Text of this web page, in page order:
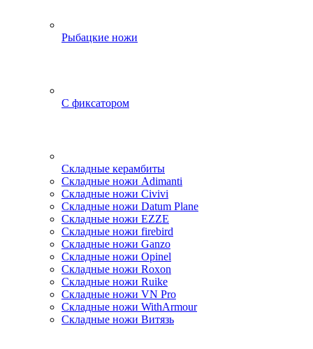
Рыбацкие ножи
С фиксатором
Складные керамбиты
Складные ножи Adimanti
Складные ножи Civivi
Складные ножи Datum Plane
Складные ножи EZZE
Складные ножи firebird
Складные ножи Ganzo
Складные ножи Opinel
Складные ножи Roxon
Складные ножи Ruike
Складные ножи VN Pro
Складные ножи WithArmour
Складные ножи Витязь